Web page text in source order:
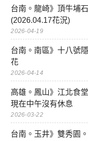
台南。龍崎》頂牛埔
(2026.04.17花況)
2026-04-19
台南。南區》十八號
花
2026-04-14
高雄。鳳山》江北食
現在中午沒有休息
2026-03-22
台南。玉井》雙秀園